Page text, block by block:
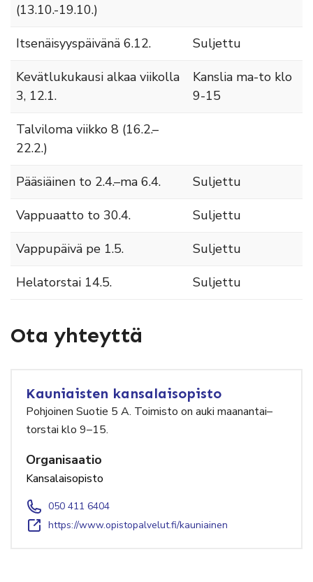
(13.10.-19.10.)
Itsenäisyyspäivänä 6.12.
Suljettu
Kevätlukukausi alkaa viikolla
3, 12.1.
Kanslia ma-to klo
9-15
Talviloma viikko 8 (16.2.–
22.2.)
Pääsiäinen to 2.4.–ma 6.4.
Suljettu
Vappuaatto to 30.4.
Suljettu
Vappupäivä pe 1.5.
Suljettu
Helatorstai 14.5.
Suljettu
Ota yhteyttä
Kauniaisten kansalaisopisto
Pohjoinen Suotie 5 A. Toimisto on auki maanantai–
torstai klo 9–15.
Organisaatio
Kansalaisopisto
050 411 6404
https://www.opistopalvelut.fi/kauniainen